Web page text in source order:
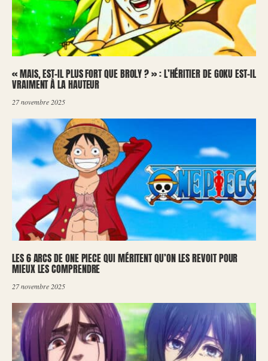
« MAIS, EST-IL PLUS FORT QUE BROLY ? » : L’HÉRITIER DE GOKU EST-IL
VRAIMENT À LA HAUTEUR
27 novembre 2025
LES 6 ARCS DE ONE PIECE QUI MÉRITENT QU’ON LES REVOIT POUR
MIEUX LES COMPRENDRE
27 novembre 2025